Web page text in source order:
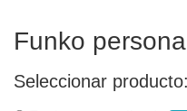
Funko
Seleccionar producto: